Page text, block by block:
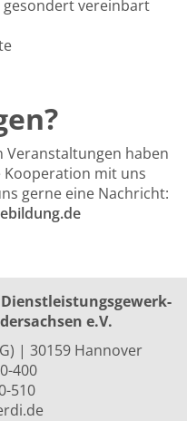
vereinbart
Veranstaltungen haben
Kooperation mit uns
gerne eine Nachricht:
e.V.
| 30159 Hannover
400
510